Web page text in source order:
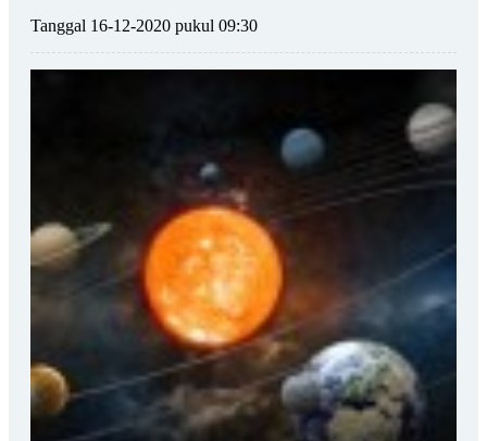
Tanggal 16-12-2020 pukul 09:30